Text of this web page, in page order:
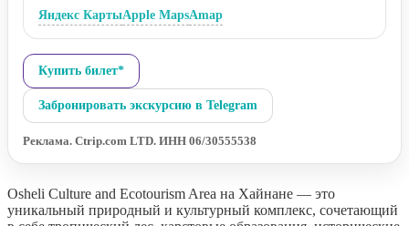
Яндекс КартыApple MapsAmap
Купить билет*
Забронировать экскурсию в Telegram
Реклама. Ctrip.com LTD. ИНН 06/30555538
Osheli Culture and Ecotourism Area на Хайнане — это
уникальный природный и культурный комплекс, сочетающий